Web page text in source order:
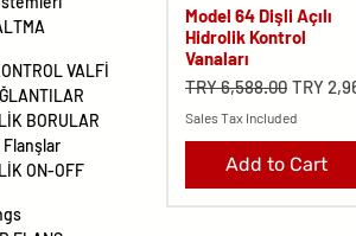
VALFİ
BORULAR
Flanşlar
ON-OFF
Model 64 Dişli Açılı
Hidrolik Kontrol
Vanaları
Regular Price
TRY 6,588.00 Sale
TRY
Sales Tax Included
Add to Cart